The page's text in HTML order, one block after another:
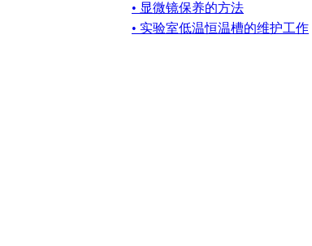
• 显微镜保养的方法
• 实验室低温恒温槽的维护工作